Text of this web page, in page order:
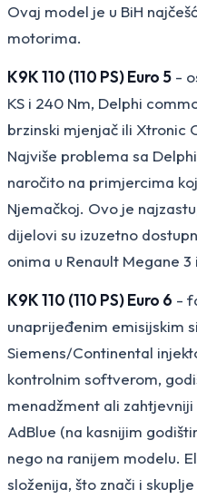
Ovaj model je u BiH
motorima.
K9K 110 (110 PS) Euro 5 -
KS i 240 Nm, Delphi
brzinski mjenjač ili Xtronic
Najviše problema sa
naročito na primjercima
Njemačkoj. Ovo je
dijelovi su izuzetno
onima u Renault Megane 3
K9K 110 (110 PS) Euro 6 -
unaprijeđenim emisijskim
Siemens/Continental
kontrolnim softverom,
menadžment ali zahtjevniji
AdBlue (na kasnijim
nego na ranijem modelu.
složenija, što znači i